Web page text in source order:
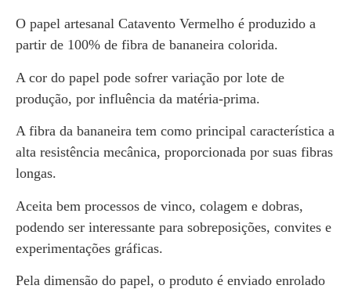
O papel artesanal Catavento Vermelho é produzido a
partir de 100% de fibra de bananeira colorida.
A cor do papel pode sofrer variação por lote de
produção, por influência da matéria-prima.
A fibra da bananeira tem como principal característica a
alta resistência mecânica, proporcionada por suas fibras
longas.
Aceita bem processos de vinco, colagem e dobras,
podendo ser interessante para sobreposições, convites e
experimentações gráficas.
Pela dimensão do papel, o produto é enviado enrolado